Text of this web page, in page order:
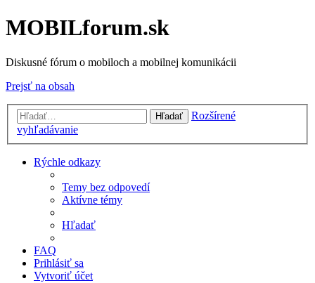
MOBILforum.sk
Diskusné fórum o mobiloch a mobilnej komunikácii
Prejsť na obsah
Hľadať
Rozšírené
vyhľadávanie
Rýchle odkazy
Temy bez odpovedí
Aktívne témy
Hľadať
FAQ
Prihlásiť sa
Vytvoriť účet